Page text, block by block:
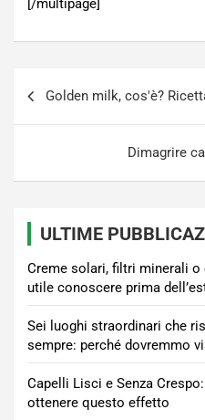
[/multipage]
Golden milk, cos'è?
Dimagrire
ULTIME
Creme solari, filtri minerali
utile conoscere prima
Sei luoghi straordinari che
sempre: perché dovremmo
Capelli Lisci e Senza
ottenere questo effetto